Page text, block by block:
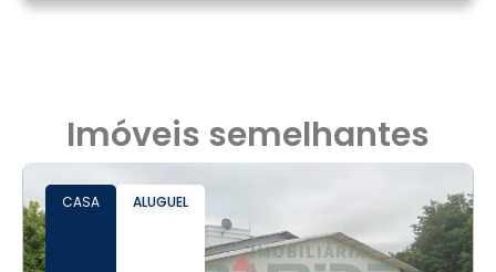
Imóveis semelhantes
CASA ALUGUEL